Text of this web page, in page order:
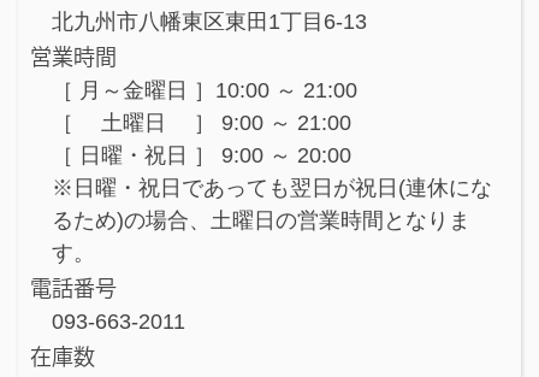
北九州市八幡東区東田1丁目6-13
営業時間
［ 月～金曜日 ］10:00 ～ 21:00
［ 土曜日 ］ 9:00 ～ 21:00
［ 日曜・祝日 ］ 9:00 ～ 20:00
※日曜・祝日であっても翌日が祝日(連休にな
るため)の場合、土曜日の営業時間となりま
す。
電話番号
093-663-2011
在庫数